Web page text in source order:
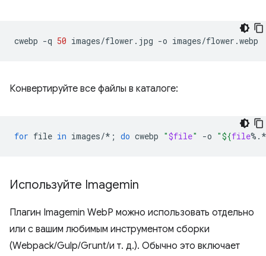
cwebp -q 50 images/flower.jpg -o
Конвертируйте все файлы в каталоге:
for file in images/* ; do cwebp "$file" -o "${file%.*
Используйте Imagemin
Плагин Imagemin WebP можно использовать отдельно
или с вашим любимым инструментом сборки
(Webpack/Gulp/Grunt/и т. д.). Обычно это включает